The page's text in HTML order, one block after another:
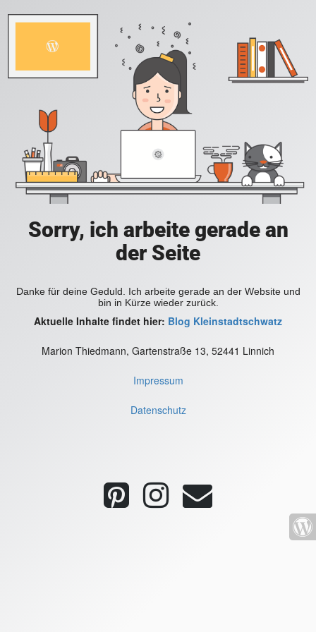
Sorry, ich arbeite gerade an
der Seite
Danke für deine Geduld. Ich arbeite gerade an der Website und
bin in Kürze wieder zurück.
Aktuelle Inhalte findet hier: Blog Kleinstadtschwatz
Marion Thiedmann, Gartenstraße 13, 52441 Linnich
Impressum
Datenschutz